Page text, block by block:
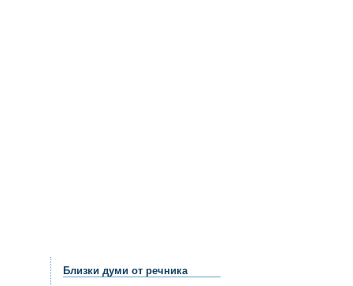
Близки думи от речника